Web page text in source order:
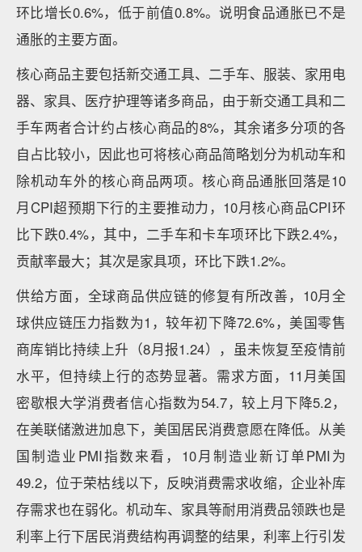
环比增长0.6%，低于前值0.8%。说明食品通胀已不是
通胀的主要方面。
核心商品主要包括新交通工具、二手车、服装、家用电
器、家具、医疗护理等诸多商品，由于新交通工具和二
手车两者合计约占核心商品的8%，其余诸多分项的各
自占比较小，因此也可将核心商品简略划分为机动车和
除机动车外的核心商品两项。核心商品通胀回落是10
月CPI超预期下行的主要推动力，10月核心商品CPI环
比下跌0.4%，其中，二手车和卡车项环比下跌2.4%，
贡献率最大；其次是家具项，环比下跌1.2%。
供给方面，全球商品供应链的修复有所改善，10月全
球供应链压力指数为1，较年初下降72.6%，美国零售
商库销比持续上升（8月报1.24），虽未恢复至疫情前
水平，但持续上行的态势显著。需求方面，11月美国
密歇根大学消费者信心指数为54.7，较上月下降5.2，
在美联储激进加息下，美国居民消费意愿在降低。从美
国制造业PMI指数来看，10月制造业新订单PMI为
49.2，位于荣枯线以下，反映消费需求收缩，企业补库
存需求也在弱化。机动车、家具等耐用消费品领跌也是
利率上行下居民消费结构再调整的结果，利率上行引发